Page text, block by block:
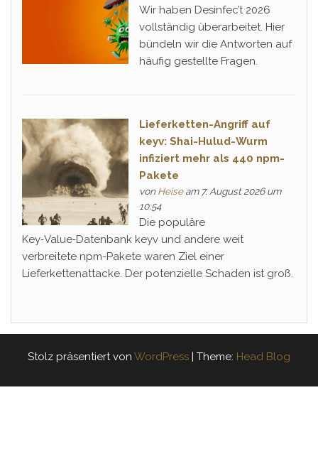
Wir haben Desinfec’t 2026
vollständig überarbeitet. Hier
bündeln wir die Antworten auf
häufig gestellte Fragen.
Lieferketten-Angriff auf
keyv: Shai-Hulud-Wurm
infiziert mehr als 440 npm-
Pakete
von Heiseam 7. August 2026 um
10:54
Die populäre
Key‑Value‑Datenbank keyv und andere weit
verbreitete npm-Pakete waren Ziel einer
Lieferkettenattacke. Der potenzielle Schaden ist groß.
Stolz präsentiert von WordPress | Theme: Head Blog